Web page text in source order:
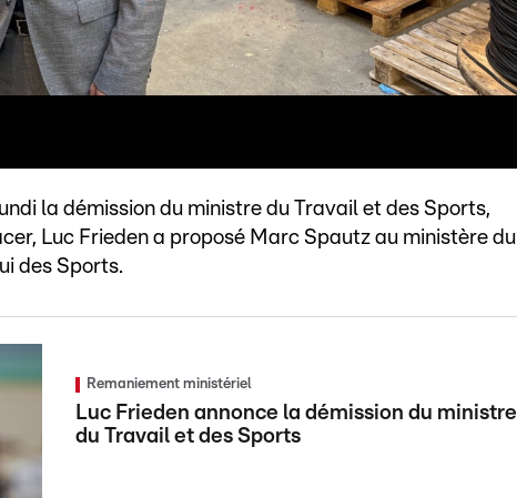
la démission du ministre du Travail et des Sports,
Luc Frieden a proposé Marc Spautz au ministère du
des Sports.
Remaniement ministériel
Luc Frieden annonce la démission du ministre
du Travail et des Sports